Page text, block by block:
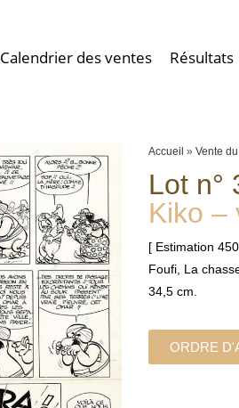
Calendrier des ventes Résultats
Accueil »Vente
Lot n°
Kiko –
[ Estimation
Foufi, La
34,5 cm.
ORDRE